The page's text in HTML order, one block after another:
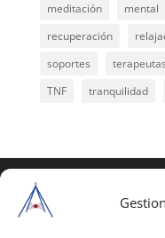
meditación
mental
recuperación
soportes
terapeutas
TNF
tranquilidad